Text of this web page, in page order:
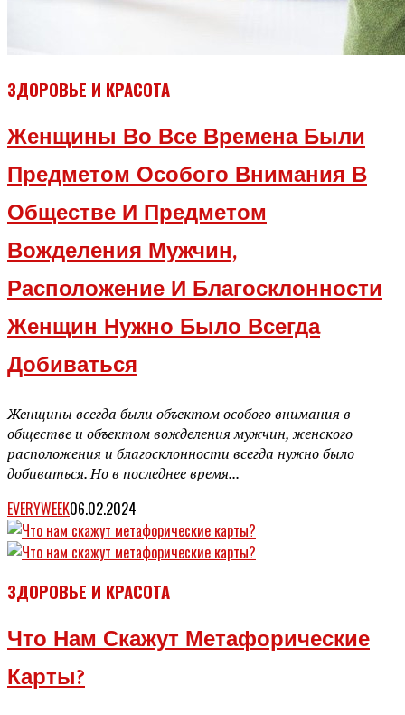
ЗДОРОВЬЕ И КРАСОТА
Женщины Во Все Времена Были
Предметом Особого Внимания В
Обществе И Предметом
Вожделения Мужчин,
Расположение И Благосклонности
Женщин Нужно Было Всегда
Добиваться
Женщины всегда были объектом особого внимания в
обществе и объектом вожделения мужчин, женского
расположения и благосклонности всегда нужно было
добиваться. Но в последнее время...
EVERYWEEK06.02.2024
ЗДОРОВЬЕ И КРАСОТА
Что Нам Скажут Метафорические
Карты?